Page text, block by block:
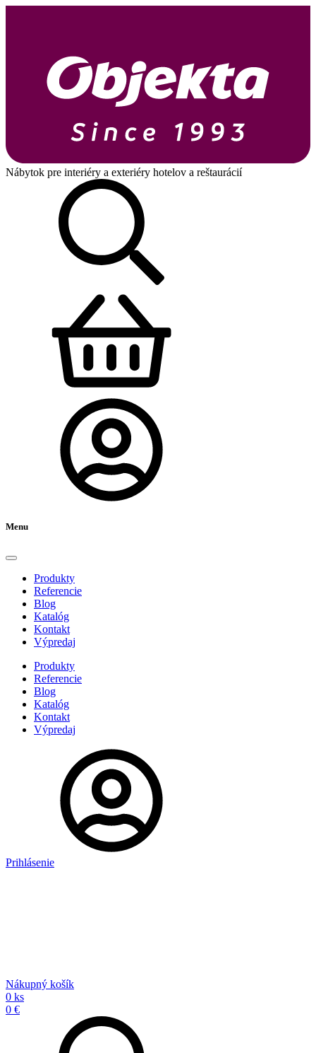
Nábytok pre interiéry a exteriéry hotelov a reštaurácií
Menu
Produkty
Referencie
Blog
Katalóg
Kontakt
Výpredaj
Produkty
Referencie
Blog
Katalóg
Kontakt
Výpredaj
Prihlásenie
Nákupný košík
0 ks
0 €